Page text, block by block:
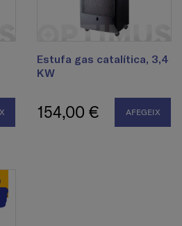
Estufa gas catalítica, 3,4
KW
154,00 € AFEGEIX